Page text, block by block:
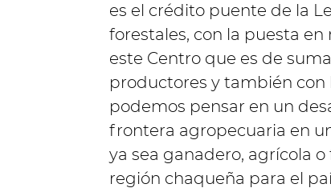
es el crédito puente de la
forestales, con la puesta
este Centro que es de
productores y también con
podemos pensar en un
frontera agropecuaria en
ya sea ganadero, agrícola
región chaqueña para el